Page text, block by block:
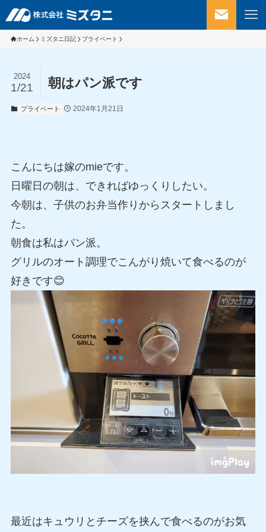
ホーム ミズタニ日記 プライベート
朝はパン派です
2024
1/21
プライベート 2024年1月21日
こんにちは嫁のmieです。
日曜日の朝は、できればゆっくりしたい。
今朝は、子供のお弁当作りからスタートしまし
た。
朝食は私はパン派。
グリルのオート調理でこんがり焼いて食べるのが
好きです😊
最近はキュウリとチーズを挟んで食べるのがお気